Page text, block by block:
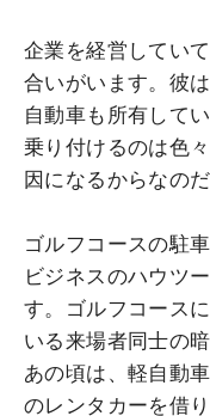
企業を経営してい
合いがいます。彼
自動車も所有して
乗り付けるのは色
因になるからなのだ
ゴルフコースの駐
ビジネスのハウツ
す。ゴルフコース
いる来場者同士の
あの頃は、軽自動
のレンタカーを借